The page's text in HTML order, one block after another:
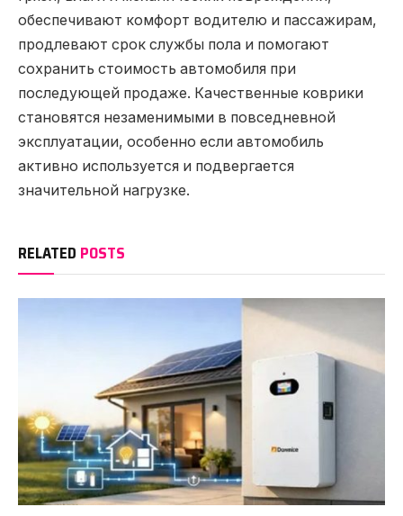
обеспечивают комфорт водителю и пассажирам,
продлевают срок службы пола и помогают
сохранить стоимость автомобиля при
последующей продаже. Качественные коврики
становятся незаменимыми в повседневной
эксплуатации, особенно если автомобиль
активно используется и подвергается
значительной нагрузке.
RELATED POSTS